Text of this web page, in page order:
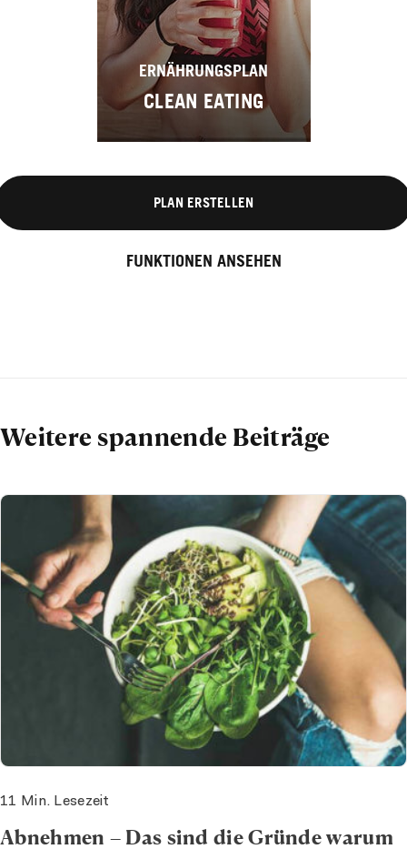
ERNÄHRUNGSPLAN
CLEAN EATING
PLAN ERSTELLEN
FUNKTIONEN ANSEHEN
Weitere spannende Beiträge
Abnehmen – Das sind die Gründe warum
11 Min. Lesezeit